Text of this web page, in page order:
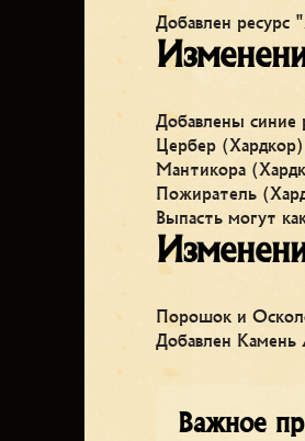
Добавлен
Добавлены синие
Цербер
Мантикора
Пожиратель
Выпасть могут
Порошок и
Добавлен
Важное